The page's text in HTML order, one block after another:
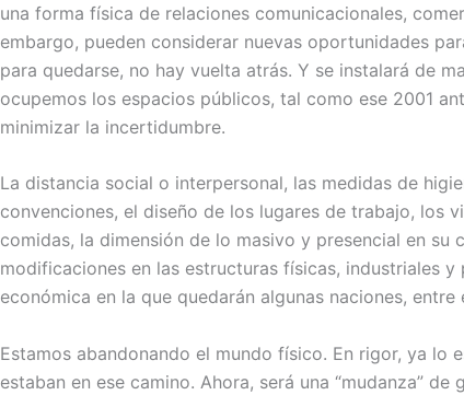
una forma física de relaciones comunicacionales,
embargo, pueden considerar nuevas oportunidades
para quedarse, no hay vuelta atrás. Y se instalará de
ocupemos los espacios públicos, tal como ese 2001
minimizar la incertidumbre.
La distancia social o interpersonal, las medidas de
convenciones, el diseño de los lugares de trabajo, los
comidas, la dimensión de lo masivo y presencial en
modificaciones en las estructuras físicas, industriales
económica en la que quedarán algunas naciones,
Estamos abandonando el mundo físico. En rigor, ya lo
estaban en ese camino. Ahora, será una “mudanza”